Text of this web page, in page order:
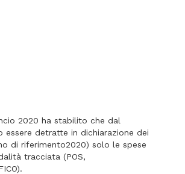
2020 ha stabilito che dal
essere detratte in dichiarazione dei
di riferimento2020) solo le spese
tracciata (POS,